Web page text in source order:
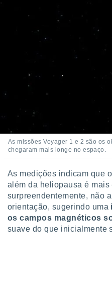
As missões Voyager 1 e 2 são os
chegaram mais longe no espaço.
As medições indicam que
além da heliopausa é mais
surpreendentemente, não
orientação, sugerindo uma
os campos magnéticos
suave do que inicialmente